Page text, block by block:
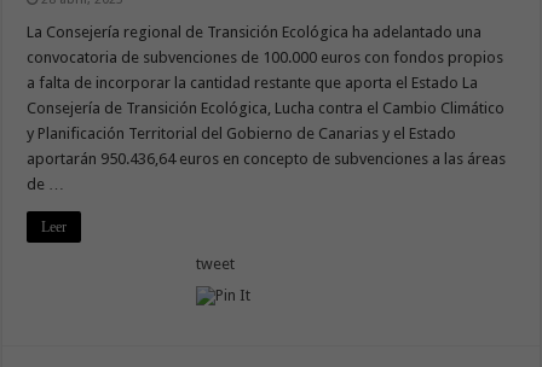
La Consejería regional de Transición Ecológica ha adelantado una
convocatoria de subvenciones de 100.000 euros con fondos propios
a falta de incorporar la cantidad restante que aporta el Estado La
Consejería de Transición Ecológica, Lucha contra el Cambio Climático
y Planificación Territorial del Gobierno de Canarias y el Estado
aportarán 950.436,64 euros en concepto de subvenciones a las áreas
de …
Leer
tweet